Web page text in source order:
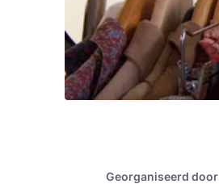
Georganiseerd door